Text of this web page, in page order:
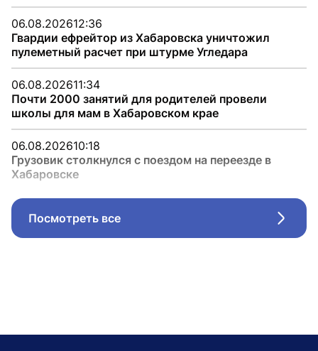
06.08.202612:36
Гвардии ефрейтор из Хабаровска уничтожил
пулеметный расчет при штурме Угледара
06.08.202611:34
Почти 2000 занятий для родителей провели
школы для мам в Хабаровском крае
06.08.202610:18
Грузовик столкнулся с поездом на переезде в
Хабаровске
Посмотреть все